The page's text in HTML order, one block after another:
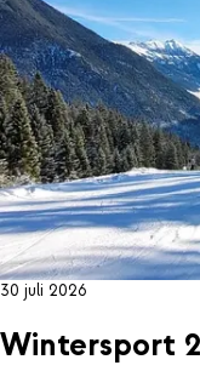
30 juli 2026
Wintersport